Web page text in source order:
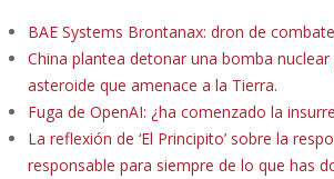
BAE Systems Brontanax: dron de
China plantea detonar una bomba
asteroide que amenace a la Tierra.
Fuga de OpenAI: ¿ha comenzado la
La reflexión de ‘El Principito’ sobre la
responsable para siempre de lo que has